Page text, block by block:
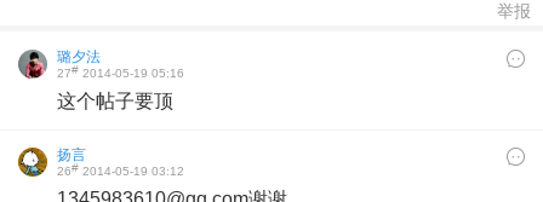
举报
璐夕法
27# 2014-05-19 05:16
这个帖子要顶
扬言
26# 2014-05-19 03:12